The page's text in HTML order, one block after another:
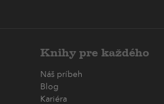
Knihy pre každého
Náš príbeh
Blog
Kariéra